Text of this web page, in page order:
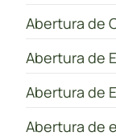
Abertura de
Abertura de
Abertura de
Abertura de